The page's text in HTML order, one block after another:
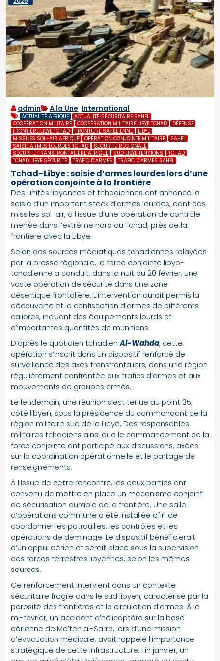
admin A la Une International
ACTUALITÉ AFRIQUE
ACTUALITÉ SÉCURITAIRE SAHEL
COOPÉRATION MILITAIRE
COOPÉRATION MILITAIRE LIBYE TCHAD
DÉFENSE
FRONTIÈRE LIBYE TCHAD
FRONTIÈRE SAHÉLIENNE
LIBYE
MISSILES SOL-AIR AFRIQUE
OPÉRATION CONJOINTE MILITAIRE
SAHEL
SAISIE ARMES LOURDES TCHAD
SÉCURITÉ RÉGIONALE
SÉCURITÉ TRANSFRONTALIÈRE AFRIQUE
SUD LIBYE TENSIONS
TCHAD
TCHAD LIBYE SÉCURITÉ
TRAFIC D’ARMES TRAFIC D’ARMES SAHEL
Tchad–Libye : saisie d’armes lourdes lors d’une
opération conjointe à la frontière
Des unités libyennes et tchadiennes ont annoncé la
saisie d’un important stock d’armes lourdes, dont des
missiles sol-air, à l’issue d’une opération de contrôle
menée dans l’extrême nord du Tchad, près de la
frontière avec la Libye.
Selon des sources médiatiques tchadiennes relayées
par la presse régionale, la force conjointe libyo-
tchadienne a conduit, dans la nuit du 20 février, une
vaste opération de sécurité dans une zone
désertique frontalière. L’intervention aurait permis la
découverte et la confiscation d’armes de différents
calibres, incluant des équipements lourds et
d’importantes quantités de munitions.
D’après le quotidien tchadienAl-Wahda, cette
opération s’inscrit dans un dispositif renforcé de
surveillance des axes transfrontaliers, dans une région
régulièrement confrontée aux trafics d’armes et aux
mouvements de groupes armés.
Le lendemain, une réunion s’est tenue au point 35,
côté libyen, sous la présidence du commandant de la
région militaire sud de la Libye. Des responsables
militaires tchadiens ainsi que le commandement de la
force conjointe ont participé aux discussions, axées
sur la coordination opérationnelle et le partage de
renseignements.
À l’issue de cette rencontre, les deux parties ont
convenu de mettre en place un mécanisme conjoint
de sécurisation durable de la frontière. Une salle
d’opérations commune a été installée afin de
coordonner les patrouilles, les contrôles et les
opérations de déminage. Le dispositif bénéficierait
d’un appui aérien et serait placé sous la supervision
des forces terrestres libyennes, selon les mêmes
sources.
Ce renforcement intervient dans un contexte
sécuritaire fragile dans le sud libyen, caractérisé par la
porosité des frontières et la circulation d’armes. À la
mi-février, un accident d’hélicoptère sur la base
aérienne de Ma’ten al-Sarra, lors d’une mission
d’évacuation médicale, avait rappelé l’importance
stratégique de cette infrastructure. Fin janvier, un